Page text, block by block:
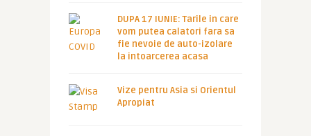
DUPA 17 IUNIE: Tarile in care
vom putea calatori fara sa
fie nevoie de auto-izolare
la intoarcerea acasa
Vize pentru Asia si Orientul
Apropiat